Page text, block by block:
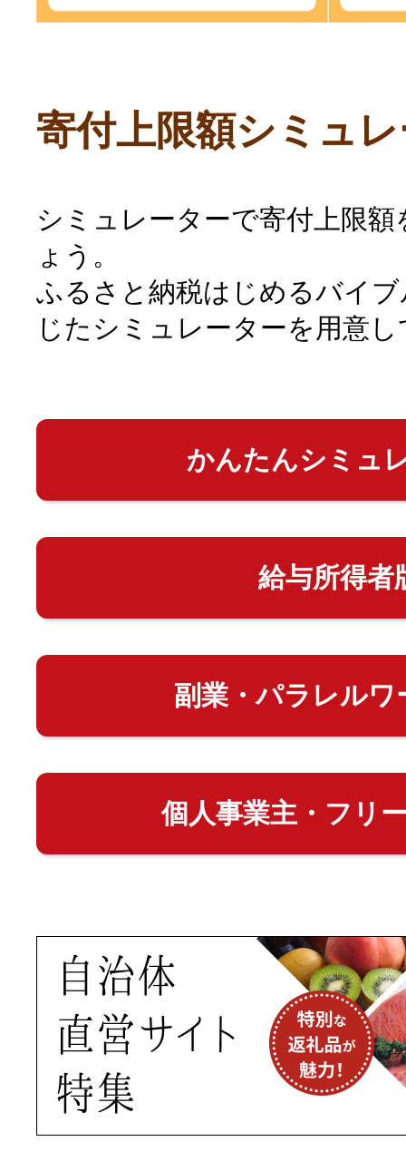
寄付上限額シミュ
シミュレーターで寄付上限
ょう。
ふるさと納税はじめるバイ
じたシミュレーターを用意
かんたんシミュ
給与所得者
副業・パラレルワ
個人事業主・フリ